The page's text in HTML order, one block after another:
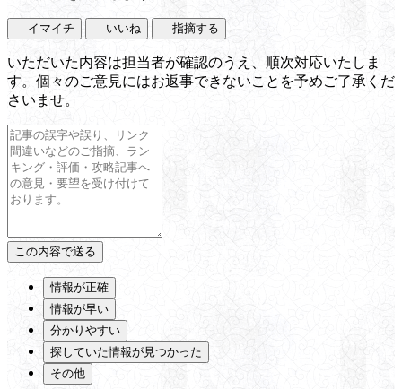
イマイチ いいね 指摘する
いただいた内容は担当者が確認のうえ、順次対応いたしま
す。個々のご意見にはお返事できないことを予めご了承くだ
さいませ。
情報が正確
情報が早い
分かりやすい
探していた情報が見つかった
その他